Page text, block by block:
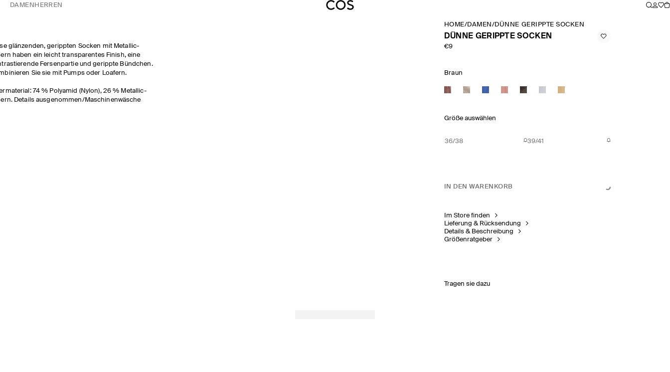
DAMEN HERREN
glänzenden, gerippten Socken mit Metallic-
haben ein leicht transparentes Finish, eine
Fersenpartie und gerippte Bündchen.
Sie sie mit Pumps oder Loafern.
74 % Polyamid (Nylon), 26 % Metallic-
Details ausgenommen/Maschinenwäsche
HOME/DAMEN /DÜNNE GERIPPTE SOCKEN
DÜNNE GERIPPTE SOCKEN
€9
Braun
Größe auswählen
36/38 39/41
IN DEN WARENKORB
Im Store finden
Lieferung & Rücksendung
Details & Beschreibung
Größenratgeber
Tragen sie dazu